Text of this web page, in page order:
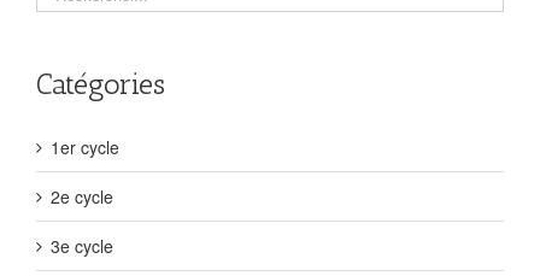
Catégories
1er cycle
2e cycle
3e cycle